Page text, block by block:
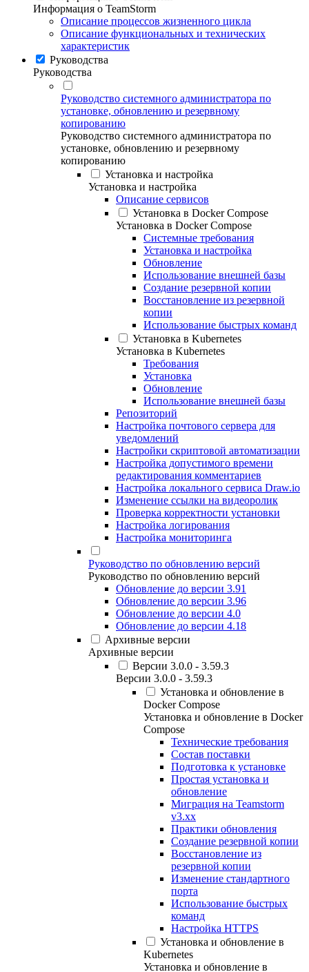
Информация о TeamStorm
Описание процессов жизненного цикла
Описание функциональных и технических
характеристик
Руководства
Руководства
Руководство системного администратора по
установке, обновлению и резервному
копированию
Руководство системного администратора по
установке, обновлению и резервному
копированию
Установка и настройка
Установка и настройка
Описание сервисов
Установка в Docker Compose
Установка в Docker Compose
Системные требования
Установка и настройка
Обновление
Использование внешней базы
Создание резервной копии
Восстановление из резервной
копии
Использование быстрых команд
Установка в Kubernetes
Установка в Kubernetes
Требования
Установка
Обновление
Использование внешней базы
Репозиторий
Настройка почтового сервера для
уведомлений
Настройки скриптовой автоматизации
Настройка допустимого времени
редактирования комментариев
Настройка локального сервиса Draw.io
Изменение ссылки на видеоролик
Проверка корректности установки
Настройка логирования
Настройка мониторинга
Руководство по обновлению версий
Руководство по обновлению версий
Обновление до версии 3.91
Обновление до версии 3.96
Обновление до версии 4.0
Обновление до версии 4.18
Архивные версии
Архивные версии
Версии 3.0.0 - 3.59.3
Версии 3.0.0 - 3.59.3
Установка и обновление в
Docker Compose
Установка и обновление в Docker
Compose
Технические требования
Состав поставки
Подготовка к установке
Простая установка и
обновление
Миграция на Teamstorm
v3.xx
Практики обновления
Создание резервной копии
Восстановление из
резервной копии
Изменение стандартного
порта
Использование быстрых
команд
Настройка HTTPS
Установка и обновление в
Kubernetes
Установка и обновление в